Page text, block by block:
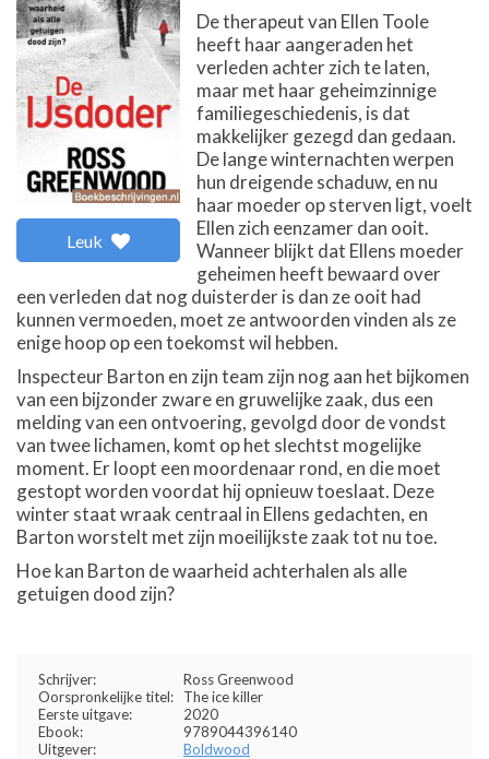
Leuk
De therapeut van Ellen Toole
heeft haar aangeraden het
verleden achter zich te laten,
maar met haar geheimzinnige
familiegeschiedenis, is dat
makkelijker gezegd dan gedaan.
De lange winternachten werpen
hun dreigende schaduw, en nu
haar moeder op sterven ligt, voelt
Ellen zich eenzamer dan ooit.
Wanneer blijkt dat Ellens moeder
geheimen heeft bewaard over
een verleden dat nog duisterder is dan ze ooit had
kunnen vermoeden, moet ze antwoorden vinden als ze
enige hoop op een toekomst wil hebben.
Inspecteur Barton en zijn team zijn nog aan het bijkomen
van een bijzonder zware en gruwelijke zaak, dus een
melding van een ontvoering, gevolgd door de vondst
van twee lichamen, komt op het slechtst mogelijke
moment. Er loopt een moordenaar rond, en die moet
gestopt worden voordat hij opnieuw toeslaat. Deze
winter staat wraak centraal in Ellens gedachten, en
Barton worstelt met zijn moeilijkste zaak tot nu toe.
Hoe kan Barton de waarheid achterhalen als alle
getuigen dood zijn?
Schrijver:
Ross Greenwood
Oorspronkelijke titel:
The ice killer
Eerste uitgave:
2020
Ebook:
9789044396140
Uitgever:
Boldwood